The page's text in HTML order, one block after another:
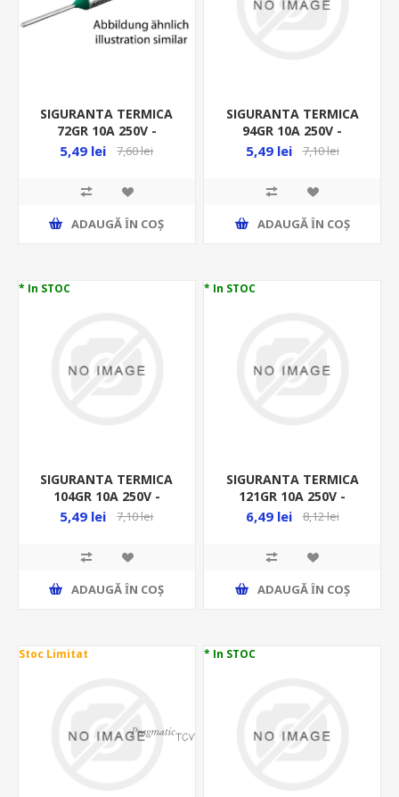
SIGURANTA TERMICA
72GR 10A 250V -
THERMAL FUSE, TZ D-
5,49 lei 7,60 lei
ADAUGĂ ȊN COŞ
SIGURANTA TERMICA
94GR 10A 250V -
THERMAL FUSE, 250V,
5,49 lei 7,10 lei
ADAUGĂ ȊN COŞ
* In STOC
SIGURANTA TERMICA
104GR 10A 250V -
THERMAL FUSE, TZ D-
5,49 lei 7,10 lei
ADAUGĂ ȊN COŞ
* In STOC
SIGURANTA TERMICA
121GR 10A 250V -
THERMAL FUSE, TZ D-
6,49 lei 8,12 lei
ADAUGĂ ȊN COŞ
Stoc Limitat * In STOC